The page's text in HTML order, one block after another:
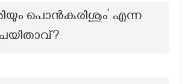
പൊൻകുരിശും’ എന്ന